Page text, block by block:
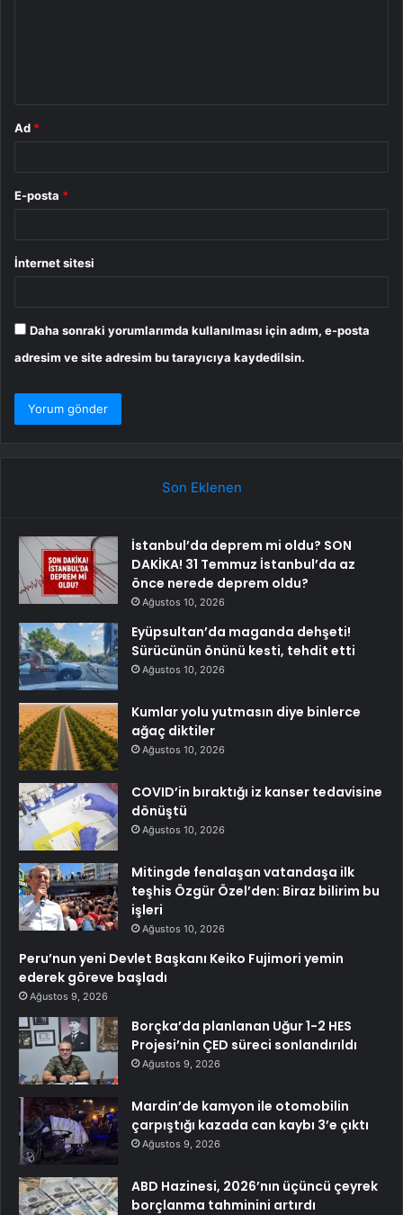
Ad *
E-posta *
İnternet sitesi
Daha sonraki yorumlarımda kullanılması için adım, e-posta
adresim ve site adresim bu tarayıcıya kaydedilsin.
Son Eklenen
İstanbul’da deprem mi oldu? SON
DAKİKA! 31 Temmuz İstanbul’da az
önce nerede deprem oldu?
Ağustos 10, 2026
Eyüpsultan’da maganda dehşeti!
Sürücünün önünü kesti, tehdit etti
Ağustos 10, 2026
Kumlar yolu yutmasın diye binlerce
ağaç diktiler
Ağustos 10, 2026
COVID’in bıraktığı iz kanser tedavisine
dönüştü
Ağustos 10, 2026
Mitingde fenalaşan vatandaşa ilk
teşhis Özgür Özel’den: Biraz bilirim bu
işleri
Ağustos 10, 2026
Peru’nun yeni Devlet Başkanı Keiko Fujimori yemin
ederek göreve başladı
Ağustos 9, 2026
Borçka’da planlanan Uğur 1-2 HES
Projesi’nin ÇED süreci sonlandırıldı
Ağustos 9, 2026
Mardin’de kamyon ile otomobilin
çarpıştığı kazada can kaybı 3’e çıktı
Ağustos 9, 2026
ABD Hazinesi, 2026’nın üçüncü çeyrek
borçlanma tahminini artırdı